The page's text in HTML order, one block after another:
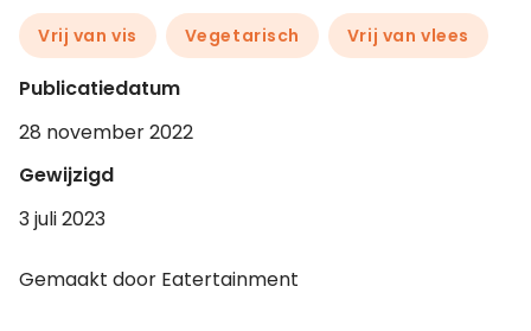
Vrij van vis Vegetarisch Vrij van vlees
Publicatiedatum
28 november 2022
Gewijzigd
3 juli 2023
Gemaakt door Eatertainment